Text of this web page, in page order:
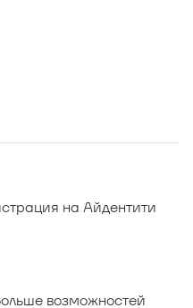
на Айдентити
возможностей